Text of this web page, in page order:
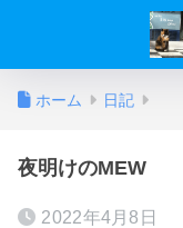
ホーム 日記
夜明けのMEW
2022年4月8日